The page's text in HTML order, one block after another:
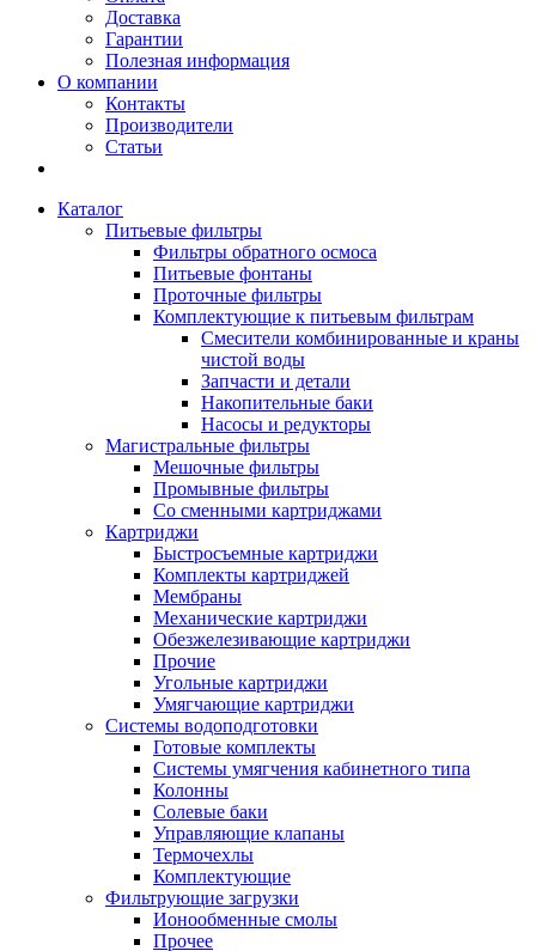
Доставка
Гарантии
Полезная информация
О компании
Контакты
Производители
Статьи
Каталог
Питьевые фильтры
Фильтры обратного осмоса
Питьевые фонтаны
Проточные фильтры
Комплектующие к питьевым фильтрам
Смесители комбинированные и краны
чистой воды
Запчасти и детали
Накопительные баки
Насосы и редукторы
Магистральные фильтры
Мешочные фильтры
Промывные фильтры
Со сменными картриджами
Картриджи
Быстросъемные картриджи
Комплекты картриджей
Мембраны
Механические картриджи
Обезжелезивающие картриджи
Прочие
Угольные картриджи
Умягчающие картриджи
Системы водоподготовки
Готовые комплекты
Системы умягчения кабинетного типа
Колонны
Солевые баки
Управляющие клапаны
Термочехлы
Комплектующие
Фильтрующие загрузки
Ионообменные смолы
Прочее